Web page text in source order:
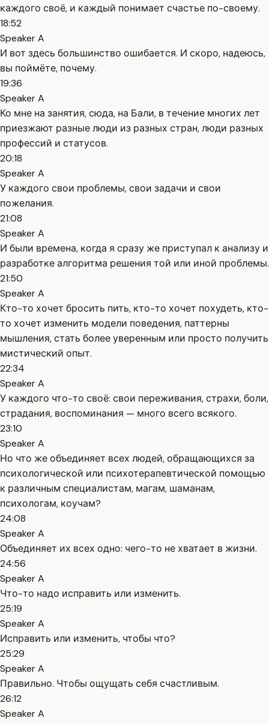
каждого своё, и каждый понимает счастье по-своему.
18:52
Speaker A
И вот здесь большинство ошибается. И скоро, надеюсь,
вы поймёте, почему.
19:36
Speaker A
Ко мне на занятия, сюда, на Бали, в течение многих лет
приезжают разные люди из разных стран, люди разных
профессий и статусов.
20:18
Speaker A
У каждого свои проблемы, свои задачи и свои
пожелания.
21:08
Speaker A
И были времена, когда я сразу же приступал к анализу и
разработке алгоритма решения той или иной проблемы.
21:50
Speaker A
Кто-то хочет бросить пить, кто-то хочет похудеть, кто-
то хочет изменить модели поведения, паттерны
мышления, стать более уверенным или просто получить
мистический опыт.
22:34
Speaker A
У каждого что-то своё: свои переживания, страхи, боли,
страдания, воспоминания — много всего всякого.
23:10
Speaker A
Но что же объединяет всех людей, обращающихся за
психологической или психотерапевтической помощью
к различным специалистам, магам, шаманам,
психологам, коучам?
24:08
Speaker A
Объединяет их всех одно: чего-то не хватает в жизни.
24:56
Speaker A
Что-то надо исправить или изменить.
25:19
Speaker A
Исправить или изменить, чтобы что?
25:29
Speaker A
Правильно. Чтобы ощущать себя счастливым.
26:12
Speaker A